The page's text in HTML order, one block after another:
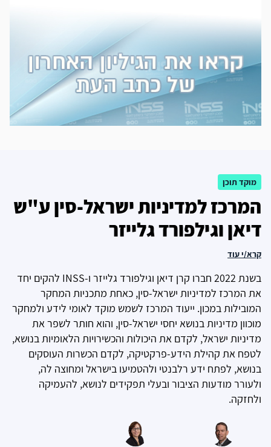
מוקד תוכן
המרכז למדיניות ישראל-סין ע"ש
דיאן וגילפורד גלייזר
קרא/י עוד
בשנת 2022 חברו קרן דיאן וגילפורד גלייזר ו-INSS להקים יחד
את המרכז למדיניות ישראל-סין, כאחת מתכניות המחקר
המובילות במכון. ייעוד המרכז לשמש מוקד לאומי לידע ולמחקר
מוכוון מדיניות בנושא יחסי ישראל-סין, והוא חותר לשפר את
מדיניות ישראל, לקדם את היכולות והכשירויות הלאומיות בנושא,
לטפח את קהילת הידע-פרקטיקה, לקדם הכשרות העוסקים
בנושא, לפתח ידע רלבנטי ולהטמיעו בישראל ומחוצה לה,
ולעורר מודעות הציבור ובעלי תפקידים לנושא, להעמיקה
ולחזקה.